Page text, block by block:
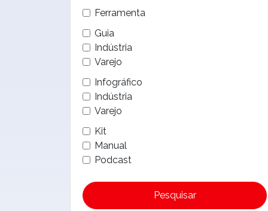
Ferramenta
Guia
Indústria
Varejo
Infográfico
Indústria
Varejo
Kit
Manual
Podcast
Pesquisar